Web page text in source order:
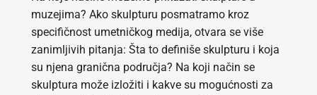
muzejima? Ako skulpturu posmatramo kroz
specifičnost umetničkog medija, otvara se više
zanimljivih pitanja: Šta to definiše skulpturu i koja
su njena granična područja? Na koji način se
skulptura može izložiti i kakve su mogućnosti za